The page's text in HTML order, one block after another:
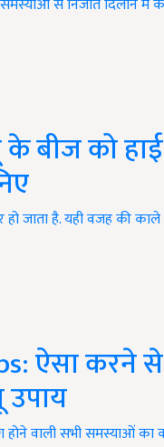
से निजात दिलाने में
बीज को
जाता है. यही वजह की काले
ऐसा करने
होने वाली सभी समस्याओं